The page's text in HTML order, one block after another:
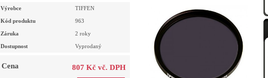
Výrobce TIFFEN
Kód produktu 963
Záruka 2 roky
Dostupnost Vyprodaný
Cena 807 Kč vč. DPH